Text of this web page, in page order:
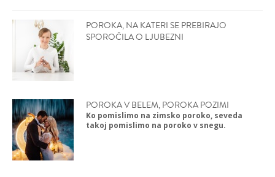
POROKA, NA KATERI SE PREBIRAJO
SPOROČILA O LJUBEZNI
POROKA V BELEM, POROKA POZIMI
Ko pomislimo na zimsko poroko, seveda
takoj pomislimo na poroko v snegu.